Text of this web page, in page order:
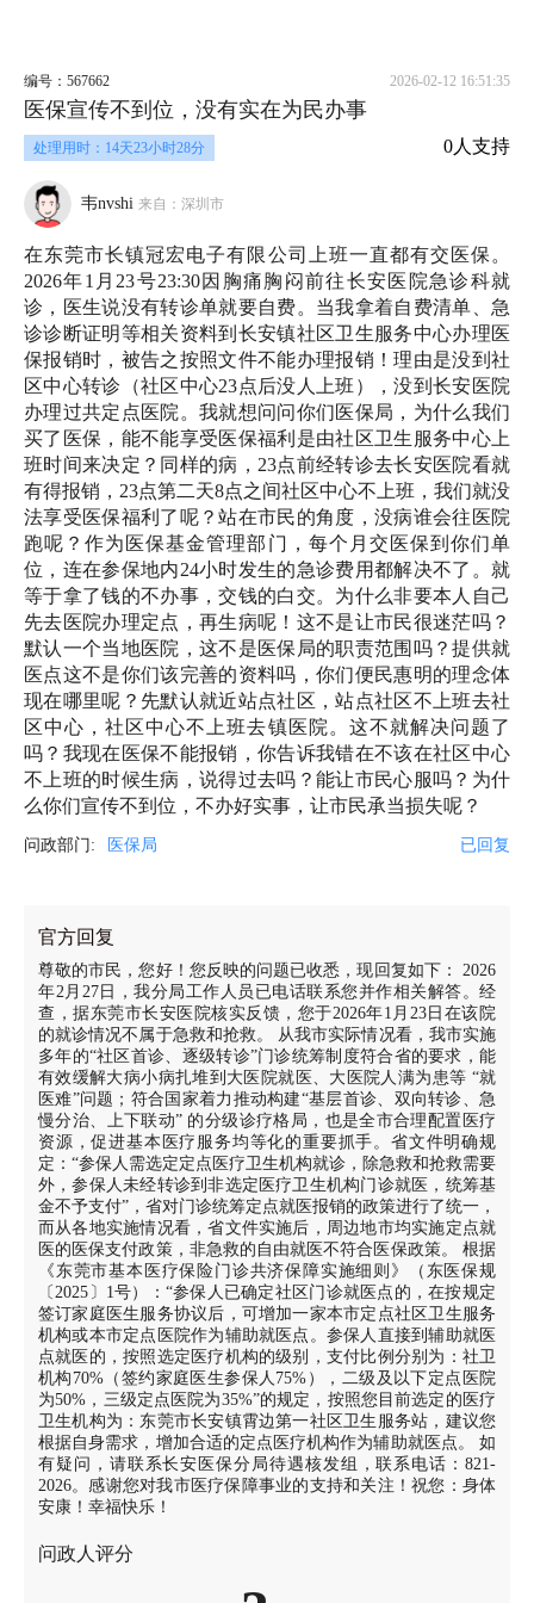
编号：567662 2026-02-12 16:51:35
医保宣传不到位，没有实在为民办事
处理用时：14天23小时28分 0人支持
韦nvshi 来自：深圳市
在东莞市长镇冠宏电子有限公司上班一直都有交医保。
2026年1月23号23:30因胸痛胸闷前往长安医院急诊科就
诊，医生说没有转诊单就要自费。当我拿着自费清单、急
诊诊断证明等相关资料到长安镇社区卫生服务中心办理医
保报销时，被告之按照文件不能办理报销！理由是没到社
区中心转诊（社区中心23点后没人上班），没到长安医院
办理过共定点医院。我就想问问你们医保局，为什么我们
买了医保，能不能享受医保福利是由社区卫生服务中心上
班时间来决定？同样的病，23点前经转诊去长安医院看就
有得报销，23点第二天8点之间社区中心不上班，我们就没
法享受医保福利了呢？站在市民的角度，没病谁会往医院
跑呢？作为医保基金管理部门，每个月交医保到你们单
位，连在参保地内24小时发生的急诊费用都解决不了。就
等于拿了钱的不办事，交钱的白交。为什么非要本人自己
先去医院办理定点，再生病呢！这不是让市民很迷茫吗？
默认一个当地医院，这不是医保局的职责范围吗？提供就
医点这不是你们该完善的资料吗，你们便民惠明的理念体
现在哪里呢？先默认就近站点社区，站点社区不上班去社
区中心，社区中心不上班去镇医院。这不就解决问题了
吗？我现在医保不能报销，你告诉我错在不该在社区中心
不上班的时候生病，说得过去吗？能让市民心服吗？为什
么你们宣传不到位，不办好实事，让市民承当损失呢？
问政部门: 医保局 已回复
官方回复
尊敬的市民，您好！您反映的问题已收悉，现回复如下： 2026
年2月27日，我分局工作人员已电话联系您并作相关解答。经
查，据东莞市长安医院核实反馈，您于2026年1月23日在该院
的就诊情况不属于急救和抢救。 从我市实际情况看，我市实施
多年的“社区首诊、逐级转诊”门诊统筹制度符合省的要求，能
有效缓解大病小病扎堆到大医院就医、大医院人满为患等 “就
医难”问题；符合国家着力推动构建“基层首诊、双向转诊、急
慢分治、上下联动” 的分级诊疗格局，也是全市合理配置医疗
资源，促进基本医疗服务均等化的重要抓手。省文件明确规
定：“参保人需选定定点医疗卫生机构就诊，除急救和抢救需要
外，参保人未经转诊到非选定医疗卫生机构门诊就医，统筹基
金不予支付”，省对门诊统筹定点就医报销的政策进行了统一，
而从各地实施情况看，省文件实施后，周边地市均实施定点就
医的医保支付政策，非急救的自由就医不符合医保政策。 根据
《东莞市基本医疗保险门诊共济保障实施细则》（东医保规
〔2025〕1号）：“参保人已确定社区门诊就医点的，在按规定
签订家庭医生服务协议后，可增加一家本市定点社区卫生服务
机构或本市定点医院作为辅助就医点。参保人直接到辅助就医
点就医的，按照选定医疗机构的级别，支付比例分别为：社卫
机构70%（签约家庭医生参保人75%），二级及以下定点医院
为50%，三级定点医院为35%”的规定，按照您目前选定的医疗
卫生机构为：东莞市长安镇霄边第一社区卫生服务站，建议您
根据自身需求，增加合适的定点医疗机构作为辅助就医点。 如
有疑问，请联系长安医保分局待遇核发组，联系电话：821-
2026。感谢您对我市医疗保障事业的支持和关注！祝您：身体
安康！幸福快乐！
问政人评分